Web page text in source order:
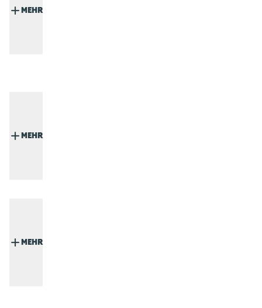
MEHR
MEHR
MEHR